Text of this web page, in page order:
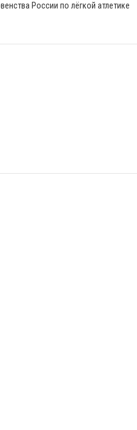
России по лёгкой атлетике